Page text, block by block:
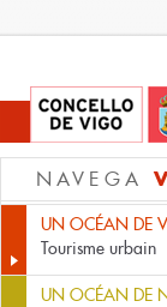
NAVEGA
UN OCÉAN DE
Tourisme urbain
UN OCÉAN DE